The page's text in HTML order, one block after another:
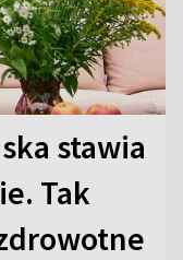
stawia
Tak